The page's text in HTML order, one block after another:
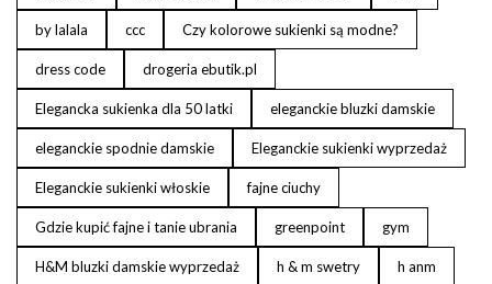
by lalala ccc Czy kolorowe sukienki są modne?
dress code drogeria ebutik.pl
Elegancka sukienka dla 50 latki eleganckie bluzki damskie
eleganckie spodnie damskie Eleganckie sukienki wyprzedaż
Eleganckie sukienki włoskie fajne ciuchy
Gdzie kupić fajne i tanie ubrania greenpoint gym
H&M bluzki damskie wyprzedaż h & m swetry h anm